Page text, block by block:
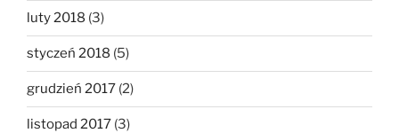
luty 2018 (3)
styczeń 2018 (5)
grudzień 2017 (2)
listopad 2017 (3)